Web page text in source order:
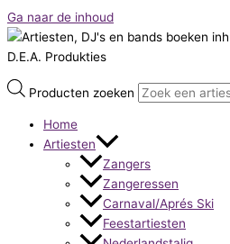
Ga naar de inhoud
Producten zoeken
Home
Artiesten
Zangers
Zangeressen
Carnaval/Aprés Ski
Feestartiesten